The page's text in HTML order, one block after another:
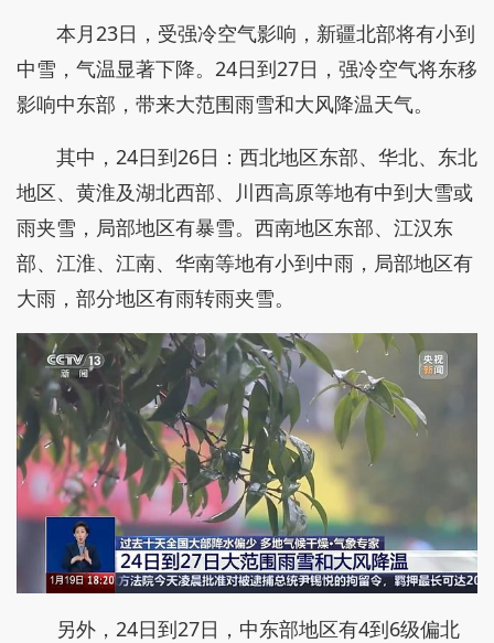
本月23日，受强冷空气影响，新疆北部将有小到
中雪，气温显著下降。24日到27日，强冷空气将东移
影响中东部，带来大范围雨雪和大风降温天气。
其中，24日到26日：西北地区东部、华北、东北
地区、黄淮及湖北西部、川西高原等地有中到大雪或
雨夹雪，局部地区有暴雪。西南地区东部、江汉东
部、江淮、江南、华南等地有小到中雨，局部地区有
大雨，部分地区有雨转雨夹雪。
另外，24日到27日，中东部地区有4到6级偏北